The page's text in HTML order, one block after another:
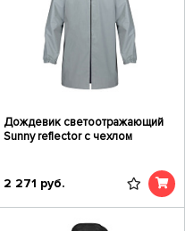
Дождевик светоотражающий
Sunny reflector с чехлом
2 271 руб.